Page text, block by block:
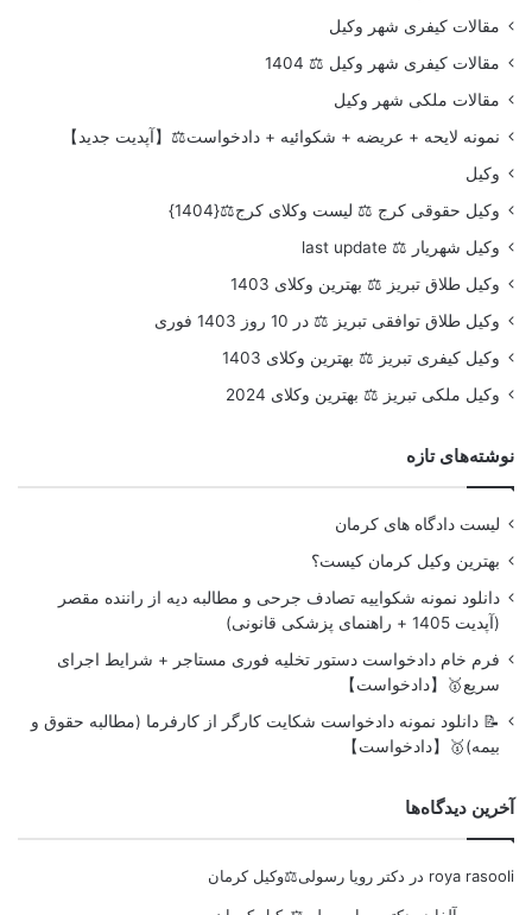
مقالات کیفری شهر وکیل
مقالات کیفری شهر وکیل ⚖️ 1404
مقالات ملکی شهر وکیل
نمونه لایحه + عریضه + شکوائیه + دادخواست⚖️【آپدیت جدید】
وکیل
وکیل حقوقی کرج ⚖️ لیست وکلای کرج⚖️{1404}
وکیل شهریار ⚖️ last update
وکیل طلاق تبریز ⚖️ بهترین وکلای 1403
وکیل طلاق توافقی تبریز ⚖️ در 10 روز 1403 فوری
وکیل کیفری تبریز ⚖️ بهترین وکلای 1403
وکیل ملکی تبریز ⚖️ بهترین وکلای 2024
نوشته‌های تازه
لیست دادگاه های کرمان
بهترین وکیل کرمان کیست؟
دانلود نمونه شکواییه تصادف جرحی و مطالبه دیه از راننده مقصر
(آپدیت 1405 + راهنمای پزشکی قانونی)
فرم خام دادخواست دستور تخلیه فوری مستاجر + شرایط اجرای
سریع🥇【دادخواست】
📝 دانلود نمونه دادخواست شکایت کارگر از کارفرما (مطالبه حقوق و
بیمه)🥇【دادخواست】
آخرین دیدگاه‌ها
roya rasooli در دکتر رویا رسولی⚖️وکیل کرمان